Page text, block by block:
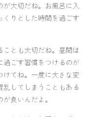
が大切だね。お風呂に入
くりとした時間を過ごす
ことも大切だね。昼間は
過ごす習慣をつけるのが
けてね。一度に大きな変
してしまうこともある
良いんだよ。